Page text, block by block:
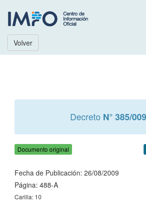
Volver
Decreto N° 385/009
Documento original
Fecha de Publicación: 26/08/2009
Página: 488-A
Carilla: 10